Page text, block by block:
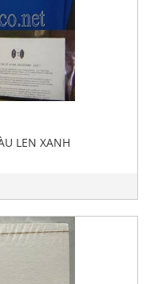
LEN XANH